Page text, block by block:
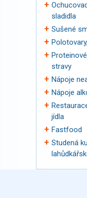
sladidla
Sušené
stravy
Nápoje
Nápoje
jídla
Fastfood
Studená